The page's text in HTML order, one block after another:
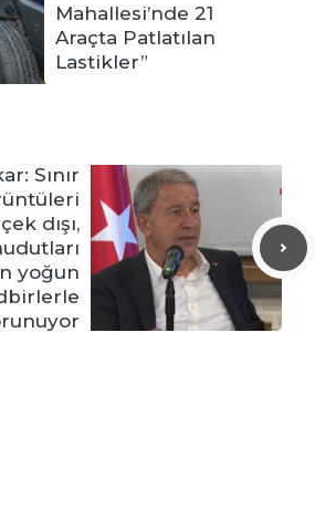
Mahallesi’nde 21
Araçta Patlatılan
Lastikler”
Sınır
dışı,
yoğun